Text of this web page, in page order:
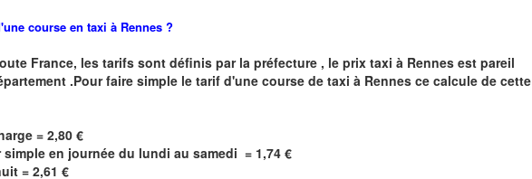
course en taxi à Rennes ?
France, les tarifs sont définis par la préfecture , le prix taxi à Rennes est pareil
.Pour faire simple le tarif d'une course de taxi à Rennes ce calcule de cette
= 2,80 €
en journée du lundi au samedi = 1,74 €
= 2,61 €